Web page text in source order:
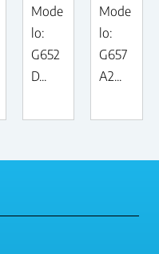
Mode
lo:
G652
D...
Mode
lo:
G657
A2...